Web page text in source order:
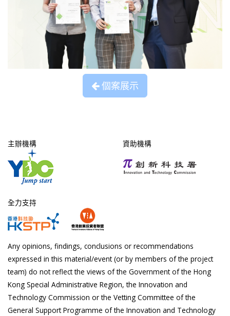
個案展示
主辦機構 資助機構
全力支持
Any opinions, findings, conclusions or recommendations
expressed in this material/event (or by members of the project
team) do not reflect the views of the Government of the Hong
Kong Special Administrative Region, the Innovation and
Technology Commission or the Vetting Committee of the
General Support Programme of the Innovation and Technology